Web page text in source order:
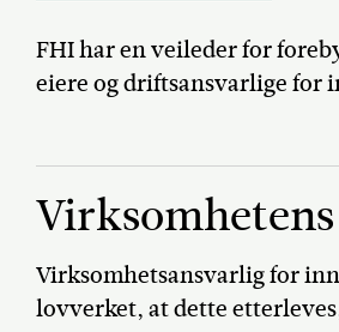
FHI har en veileder for
eiere og driftsansvarlige for
Virksomhetsansvarlig for
lovverket, at dette